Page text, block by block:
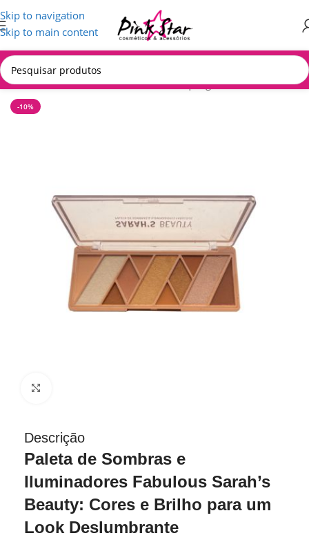
Skip to navigation
Skip to main content
Início/MAQUIAGEM/Produtos de Maquiagem
-10%
Descrição
Paleta de Sombras e
Iluminadores Fabulous Sarah’s
Beauty: Cores e Brilho para um
Look Deslumbrante